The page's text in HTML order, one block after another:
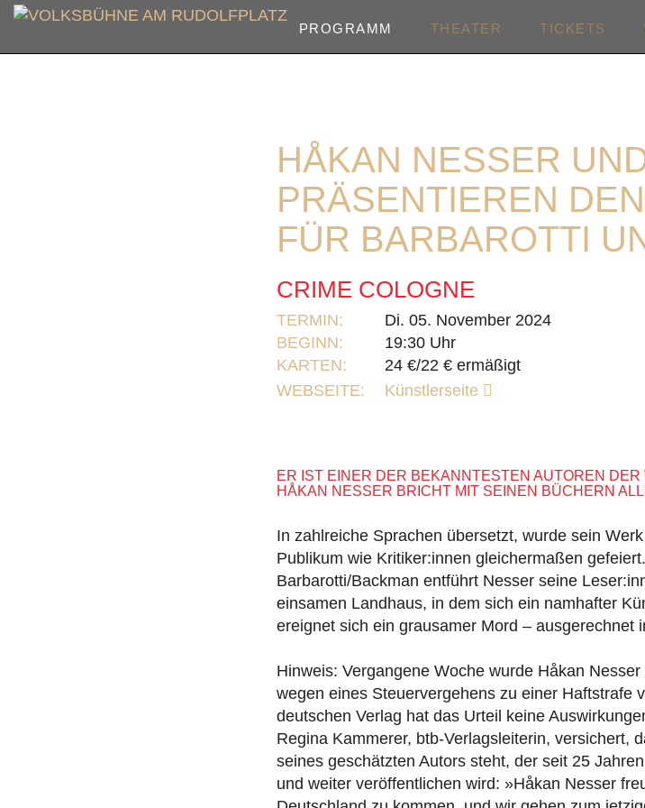
PROGRAMM THEATER TICKETS
HÅKAN NESSER
PRÄSENTIEREN
FÜR BARBAROTTI
CRIME COLOGNE
TERMIN:
Di. 05. November 2024
BEGINN:
19:30 Uhr
KARTEN:
24 €/22 € ermäßigt
WEBSEITE:
Künstlerseite
ER IST EINER DER BEKANNTESTEN AUTOREN
HÅKAN NESSER BRICHT MIT SEINEN BÜCHERN
In zahlreiche Sprachen übersetzt, wurde sein
Publikum wie Kritiker:innen gleichermaßen
Barbarotti/Backman entführt Nesser seine
einsamen Landhaus, in dem sich ein namhafter
ereignet sich ein grausamer Mord – ausgerechnet
Hinweis: Vergangene Woche wurde Håkan
wegen eines Steuervergehens zu einer Haftstrafe
deutschen Verlag hat das Urteil keine
Regina Kammerer, btb-Verlagsleiterin, versichert,
seines geschätzten Autors steht, der seit 25
und weiter veröffentlichen wird: »Håkan Nesser